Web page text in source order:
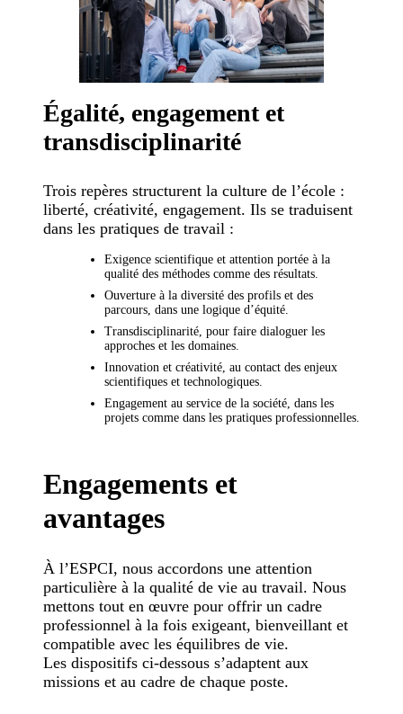
Égalité, engagement et
transdisciplinarité
Trois repères structurent la culture de l’école :
liberté, créativité, engagement. Ils se traduisent
dans les pratiques de travail :
Exigence scientifique et attention portée à la
qualité des méthodes comme des résultats.
Ouverture à la diversité des profils et des
parcours, dans une logique d’équité.
Transdisciplinarité, pour faire dialoguer les
approches et les domaines.
Innovation et créativité, au contact des enjeux
scientifiques et technologiques.
Engagement au service de la société, dans les
projets comme dans les pratiques professionnelles.
Engagements et
avantages
À l’ESPCI, nous accordons une attention
particulière à la qualité de vie au travail. Nous
mettons tout en œuvre pour offrir un cadre
professionnel à la fois exigeant, bienveillant et
compatible avec les équilibres de vie.
Les dispositifs ci-dessous s’adaptent aux
missions et au cadre de chaque poste.